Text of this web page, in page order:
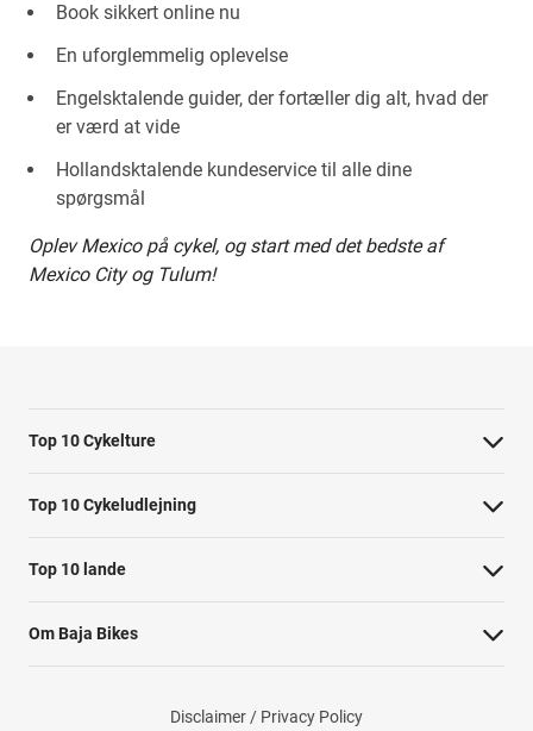
Book sikkert online nu
En uforglemmelig oplevelse
Engelsktalende guider, der fortæller dig alt, hvad der
er værd at vide
Hollandsktalende kundeservice til alle dine
spørgsmål
Oplev Mexico på cykel, og start med det bedste af
Mexico City og Tulum!
Top 10 Cykelture
Cykeltur i Barcelona: højdepunkterne
Cykeltur i Berlin: højdepunkterne
Tur til Paris: højdepunkter
Rom højdepunkter cykeltur
Cykeltur til Amsterdams højdepunkter
Cykeltur til Kobenhavn højdepunkter
Top 10 Cykeludlejning
Barcelona Cykeludlejning
Berlin Cykeludlejning
Paris Cykeludlejning
Top 10 lande
Cykelture i Holland
Cykelture i Portugal
Om Baja Bikes
Disclaimer / Privacy Policy